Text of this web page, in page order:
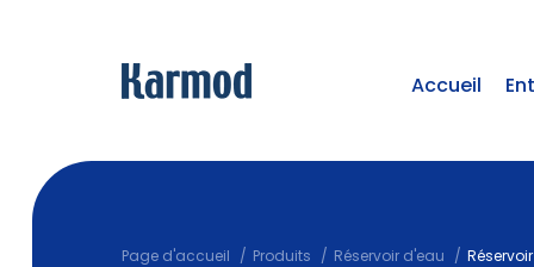
Accueil
Page d'accueil Produits Réservoir d'eau